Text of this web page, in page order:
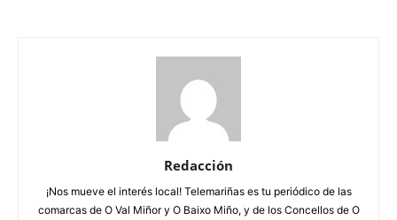
Redacción
¡Nos mueve el interés local! Telemariñas es tu periódico de las
comarcas de O Val Miñor y O Baixo Miño, y de los Concellos de O